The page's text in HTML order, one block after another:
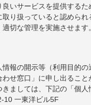
いサービスを提供する
り扱っていると認めら
切な管理を実施させます。
報の開示等（利用目的
せ窓口」に申し出るこ
ましては、下記の「個
10 一東洋ビル5F